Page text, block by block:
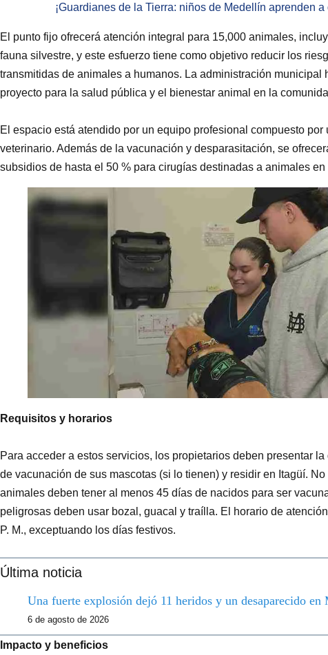
¡Guardianes de la Tierra: niños de Medellín aprenden
El punto fijo ofrecerá atención integral para 15,000 animales,
fauna silvestre, y este esfuerzo tiene como objetivo reducir los
transmitidas de animales a humanos. La administración municipal
proyecto para la salud pública y el bienestar animal en la
El espacio está atendido por un equipo profesional compuesto
veterinario. Además de la vacunación y desparasitación, se
subsidios de hasta el 50 % para cirugías destinadas a animales
Requisitos y horarios
Para acceder a estos servicios, los propietarios deben presentar
de vacunación de sus mascotas (si lo tienen) y residir en Itagüí.
animales deben tener al menos 45 días de nacidos para ser
peligrosas deben usar bozal, guacal y traílla. El horario de
P. M., exceptuando los días festivos.
Última noticia
Una fuerte explosión dejó 11 heridos y un desaparecido en
6 de agosto de 2026
Impacto y beneficios